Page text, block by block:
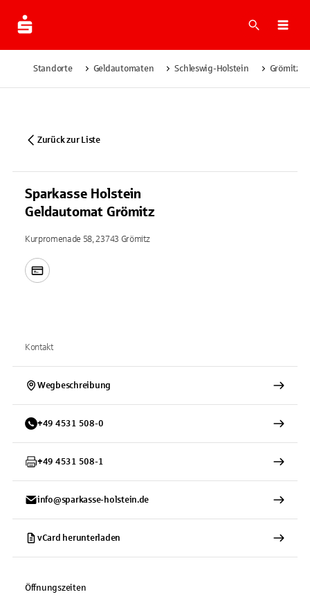
Suche
Standorte Geldautomaten Schleswig-Holstein Grömitz
Zurück zur Liste
Sparkasse Holstein
Geldautomat Grömitz
Kurpromenade 58, 23743 Grömitz
Kontakt
Wegbeschreibung
+49 4531 508-0
+49 4531 508-1
info@sparkasse-holstein.de
vCard herunterladen
Öffnungszeiten